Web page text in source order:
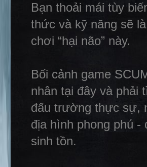
Bạn thoải mái tùy
thức và kỹ năng sẽ
chơi “hại não” này.
Bối cảnh game
nhân tại đây và phải
đấu trường thực sự,
địa hình phong phú -
sinh tồn.